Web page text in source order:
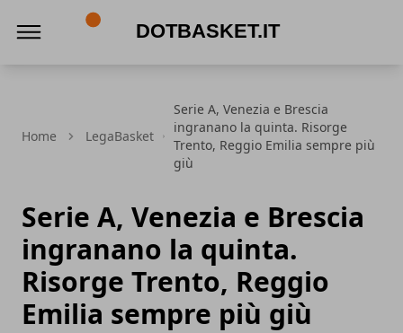
Home LegaBasket
Serie A, Venezia e Brescia
ingranano la quinta. Risorge
Trento, Reggio Emilia sempre più
giù
Serie A, Venezia e Brescia
ingranano la quinta.
Risorge Trento, Reggio
Emilia sempre più giù